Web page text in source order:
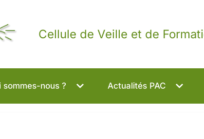
Cellule de Veille et de
sommes-nous ? Actualités PAC